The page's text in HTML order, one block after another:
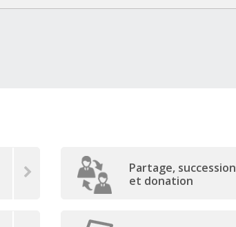
Partage, succession
et donation